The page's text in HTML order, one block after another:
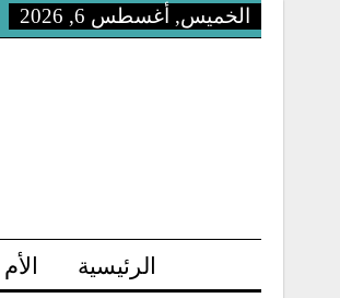
الخميس, أغسطس 6, 2026
الرئيسية